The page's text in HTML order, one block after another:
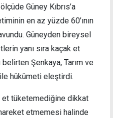
Güney Kıbrıs’a
en az yüzde 60’ının
Güneyden bireysel
yanı sıra kaçak et
Şenkaya, Tarım ve
ile hükümeti eleştirdi.
et tüketemediğine dikkat
etmemesi halinde